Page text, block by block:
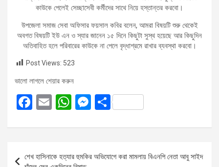
কাউকে পেলেই সেচ্ছাসেবী কর্মীদের সাথে নিয়ে হস্তান্তর করবো।
উপজেলা সমাজ সেবা অফিসার ফয়সাল কবির বলেন, আমরা বিষয়টি শুরু থেকেই
অবগত বিষয়টি ইউ এন ও স্যার জানেন ১৫ দিনে কিছুটা সুস্থ হয়েছে আর কিছুদিন
অতিবাহিত হলে পরিবারের কাউকে না পেলে বৃদ্ধাশ্রমে রাখার ব্যবস্থা করবো।
Post Views: 523
ভালো লাগলে শেয়ার করুন
F
ce
E
ail
W
at
M
se
n
S
ar
শেখ হাসিনাকে হত্যার হুমকির অভিযোগে করা মামলায় বিএনপি নেতা আবু সাইদ